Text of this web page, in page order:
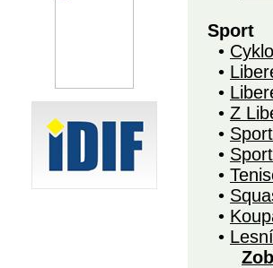
Sport
•
•
•
• Z
•
•
•
•
•
•